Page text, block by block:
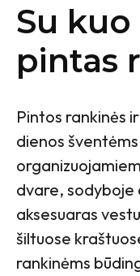
Su
pintas
Pintos rankinės
dienos
dvare, sodyboje
aksesuaras
šiltuose
rankinėms